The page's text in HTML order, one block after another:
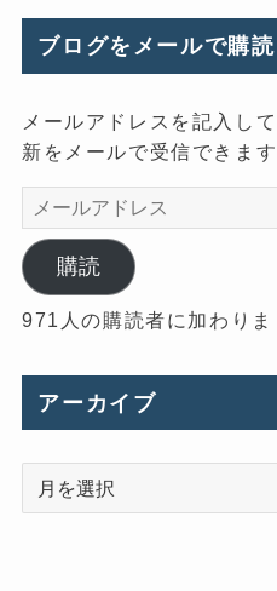
ブログをメールで購読
メールアドレスを記入し
新をメールで受信できます
メ
ー
ル
ア
ド
ス
購読
971人の購読者に加わりま
アーカイブ